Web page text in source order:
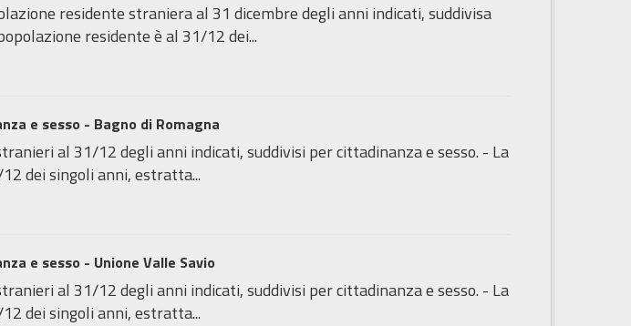
residente straniera al 31 dicembre degli anni indicati, suddivisa
residente è al 31/12 dei...
e sesso - Bagno di Romagna
al 31/12 degli anni indicati, suddivisi per cittadinanza e sesso. - La
dei singoli anni, estratta...
e sesso - Unione Valle Savio
al 31/12 degli anni indicati, suddivisi per cittadinanza e sesso. - La
dei singoli anni, estratta...